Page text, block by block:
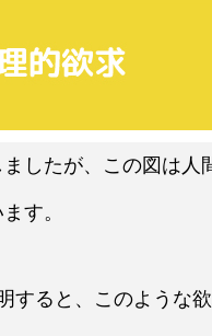
したが、この図は人
す。
ると、このような欲